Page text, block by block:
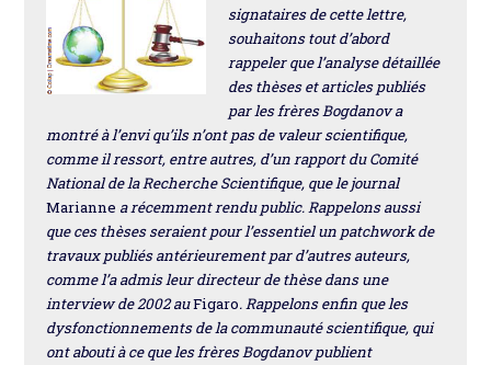
signataires de cette lettre,
souhaitons tout d’abord
rappeler que l’analyse détaillée
des thèses et articles publiés
par les frères Bogdanov a
montré à l’envi qu’ils n’ont pas de valeur scientifique,
comme il ressort, entre autres, d’un rapport du Comité
National de la Recherche Scientifique, que le journal
Marianne a récemment rendu public. Rappelons aussi
que ces thèses seraient pour l’essentiel un patchwork de
travaux publiés antérieurement par d’autres auteurs,
comme l’a admis leur directeur de thèse dans une
interview de 2002 auFigaro. Rappelons enfin que les
dysfonctionnements de la communauté scientifique, qui
ont abouti à ce que les frères Bogdanov publient